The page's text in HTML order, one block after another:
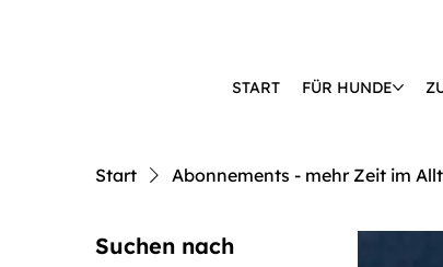
START FÜR HUNDE
Start Abonnements - mehr Zeit im
Suchen nach